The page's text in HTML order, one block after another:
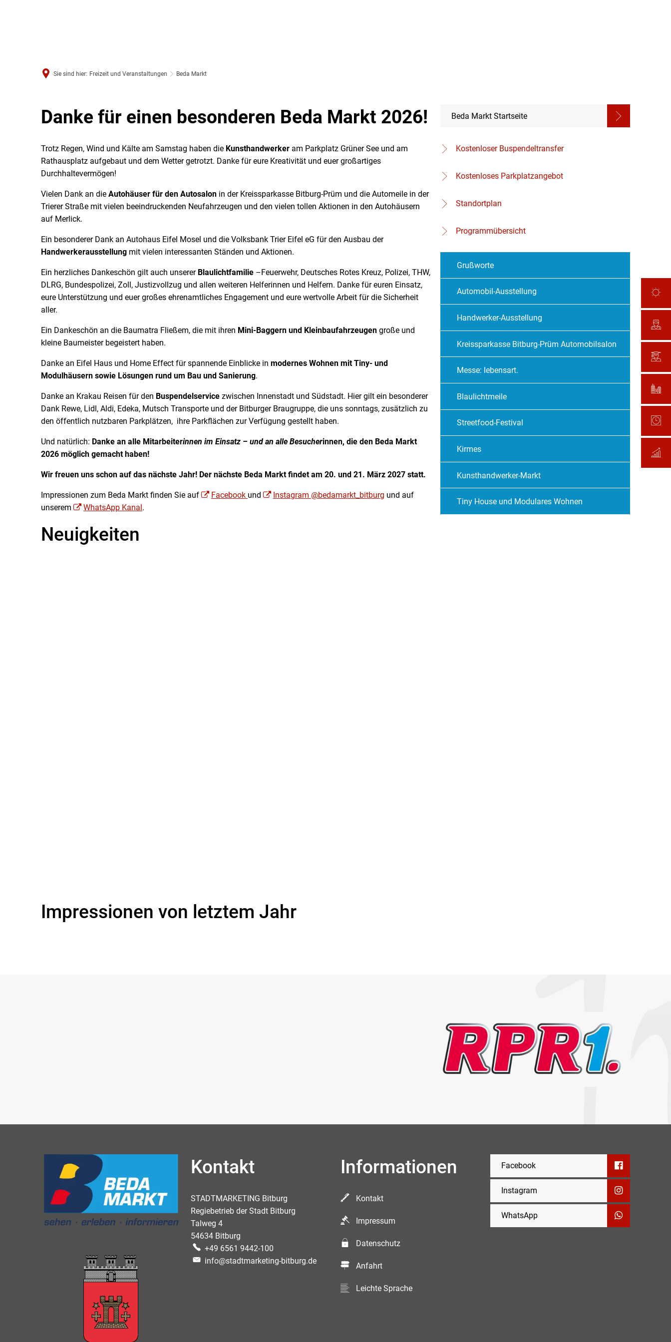
Sie sind hier: Freizeit und Veranstaltungen Beda Markt
Danke für einen besonderen Beda Markt 2026!
Trotz Regen, Wind und Kälte am Samstag haben die Kunsthandwerker am Parkplatz Grüner See und am
Rathausplatz aufgebaut und dem Wetter getrotzt. Danke für eure Kreativität und euer großartiges
Durchhaltevermögen!
Vielen Dank an die Autohäuser für den Autosalon in der Kreissparkasse Bitburg-Prüm und die Automeile in der
Trierer Straße mit vielen beeindruckenden Neufahrzeugen und den vielen tollen Aktionen in den Autohäusern
auf Merlick.
Ein besonderer Dank an Autohaus Eifel Mosel und die Volksbank Trier Eifel eG für den Ausbau der
Handwerkerausstellung mit vielen interessanten Ständen und Aktionen.
Ein herzliches Dankeschön gilt auch unserer Blaulichtfamilie –Feuerwehr, Deutsches Rotes Kreuz, Polizei, THW,
DLRG, Bundespolizei, Zoll, Justizvollzug und allen weiteren Helferinnen und Helfern. Danke für euren Einsatz,
eure Unterstützung und euer großes ehrenamtliches Engagement und eure wertvolle Arbeit für die Sicherheit
aller.
Ein Dankeschön an die Baumatra Fließem, die mit ihren Mini-Baggern und Kleinbaufahrzeugen große und
kleine Baumeister begeistert haben.
Danke an Eifel Haus und Home Effect für spannende Einblicke in modernes Wohnen mit Tiny- und
Modulhäusern sowie Lösungen rund um Bau und Sanierung.
Danke an Krakau Reisen für den Buspendelservice zwischen Innenstadt und Südstadt. Hier gilt ein besonderer
Dank Rewe, Lidl, Aldi, Edeka, Mutsch Transporte und der Bitburger Braugruppe, die uns sonntags, zusätzlich zu
den öffentlich nutzbaren Parkplätzen, ihre Parkflächen zur Verfügung gestellt haben.
Und natürlich: Danke an alle Mitarbeiterinnen im Einsatz – und an alle Besucherinnen, die den Beda Markt
2026 möglich gemacht haben!
Wir freuen uns schon auf das nächste Jahr! Der nächste Beda Markt findet am 20. und 21. März 2027 statt.
Impressionen zum Beda Markt finden Sie auf Facebook und Instagram @bedamarkt_bitburg und auf
unserem
WhatsApp Kanal.
Neuigkeiten
Impressionen von letztem Jahr
Beda Markt Startseite
Kostenloser Buspendeltransfer
Kostenloses Parkplatzangebot
Standortplan
Programmübersicht
Grußworte
Automobil-Ausstellung
Handwerker-Ausstellung
Kreissparkasse Bitburg-Prüm Automobilsalon
Messe: lebensart.
Blaulichtmeile
Streetfood-Festival
Kirmes
Kunsthandwerker-Markt
Tiny House und Modulares Wohnen
Kontakt
STADTMARKETING Bitburg
Regiebetrieb der Stadt Bitburg
Talweg 4
54634 Bitburg
+49 6561 9442-100
info@stadtmarketing-bitburg.de
Informationen
Kontakt
Impressum
Datenschutz
Anfahrt
Leichte Sprache
Facebook
Instagram
WhatsApp